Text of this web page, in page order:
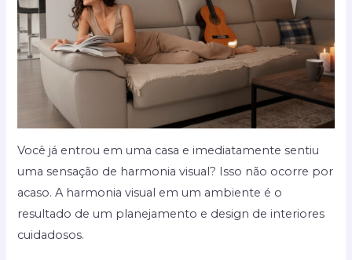
Você já entrou em uma casa e imediatamente sentiu
uma sensação de harmonia visual? Isso não ocorre por
acaso. A harmonia visual em um ambiente é o
resultado de um planejamento e design de interiores
cuidadosos.